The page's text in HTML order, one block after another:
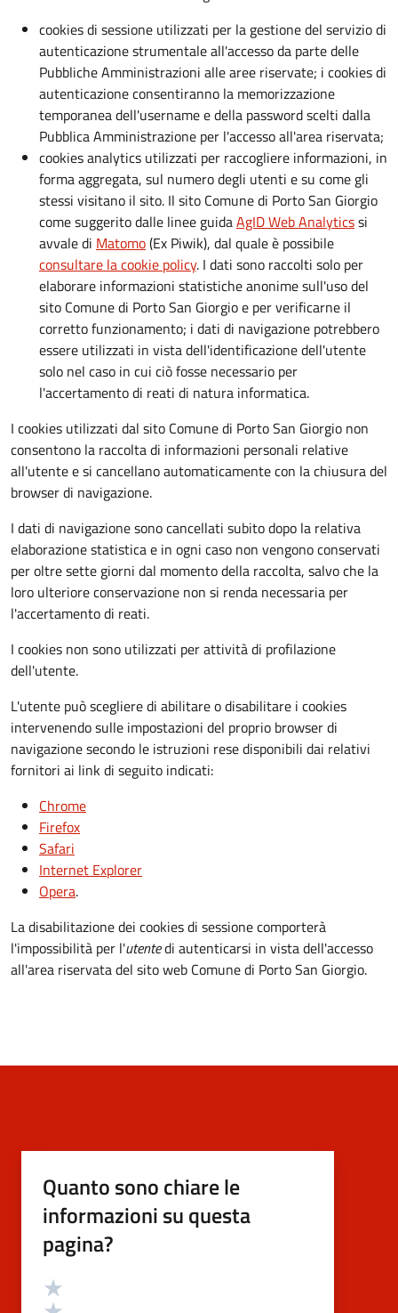
cookies di sessione utilizzati per la gestione del servizio di
autenticazione strumentale all'accesso da parte delle
Pubbliche Amministrazioni alle aree riservate; i cookies di
autenticazione consentiranno la memorizzazione
temporanea dell'username e della password scelti dalla
Pubblica Amministrazione per l'accesso all'area riservata;
cookies analytics utilizzati per raccogliere informazioni, in
forma aggregata, sul numero degli utenti e su come gli
stessi visitano il sito. Il sito Comune di Porto San Giorgio
come suggerito dalle linee guidaAgID Web Analyticssi
avvale di Matomo(Ex Piwik), dal quale è possibile
consultare la cookie policy. I dati sono raccolti solo per
elaborare informazioni statistiche anonime sull'uso del
sito Comune di Porto San Giorgio e per verificarne il
corretto funzionamento; i dati di navigazione potrebbero
essere utilizzati in vista dell'identificazione dell'utente
solo nel caso in cui ciò fosse necessario per
l'accertamento di reati di natura informatica.
I cookies utilizzati dal sito Comune di Porto San Giorgio non
consentono la raccolta di informazioni personali relative
all'utente e si cancellano automaticamente con la chiusura del
browser di navigazione.
I dati di navigazione sono cancellati subito dopo la relativa
elaborazione statistica e in ogni caso non vengono conservati
per oltre sette giorni dal momento della raccolta, salvo che la
loro ulteriore conservazione non si renda necessaria per
l'accertamento di reati.
I cookies non sono utilizzati per attività di profilazione
dell'utente.
L'utente può scegliere di abilitare o disabilitare i cookies
intervenendo sulle impostazioni del proprio browser di
navigazione secondo le istruzioni rese disponibili dai relativi
fornitori ai link di seguito indicati:
Chrome
Firefox
Safari
Internet Explorer
Opera.
La disabilitazione dei cookies di sessione comporterà
l'impossibilità per l'utentedi autenticarsi in vista dell'accesso
all'area riservata del sito web Comune di Porto San Giorgio.
Quanto sono chiare le
informazioni su questa
pagina?
Valutazione